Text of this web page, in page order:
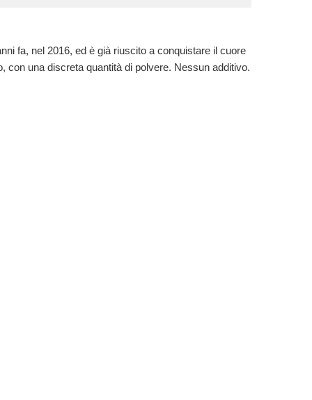
fa, nel 2016, ed è già riuscito a conquistare il cuore
con una discreta quantità di polvere. Nessun additivo.